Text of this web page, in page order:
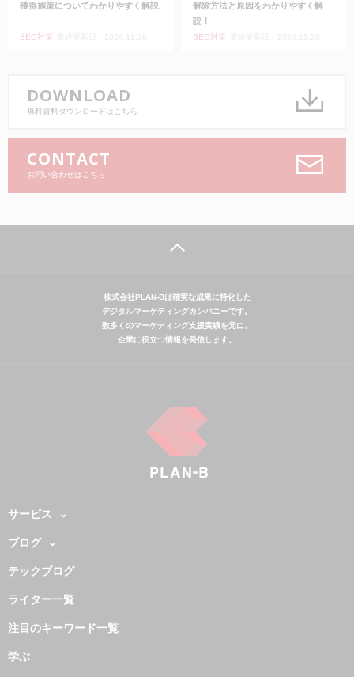
獲得施策についてわかりやすく解説
SEO対策
解除方法と原因をわかりやすく解
説！
SEO対策
DOWNLOAD
無料資料ダウンロードはこちら
CONTACT
お問い合わせはこちら
株式会社PLAN-Bは確実な成果に特化した
デジタルマーケティングカンパニーです。
数多くのマーケティング支援実績を元に、
企業に役立つ情報を発信します。
サービス
ブログ
テックブログ
ライター一覧
注目のキーワード一覧
学ぶ